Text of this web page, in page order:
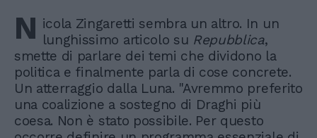
N icola Zingaretti sembra un altro. In un
lunghissimo articolo su Repubblica,
smette di parlare dei temi che dividono la
politica e finalmente parla di cose concrete.
Un atterraggio dalla Luna. "Avremmo preferito
una coalizione a sostegno di Draghi più
coesa. Non è stato possibile. Per questo